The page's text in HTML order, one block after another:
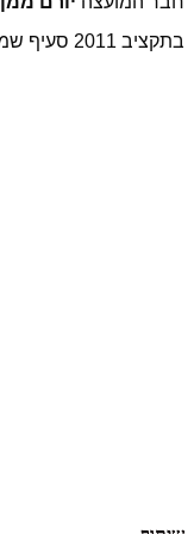
בתקציב 2011 סעיף שמראה שירות לתושב, אצביע נגד".